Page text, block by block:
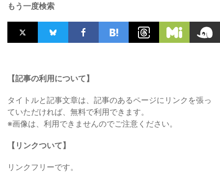
もう一度検索
【記事の利用について】
タイトルと記事文章は、記事のあるページにリンクを張っ
ていただければ、無料で利用できます。
※画像は、利用できませんのでご注意ください。
【リンクついて】
リンクフリーです。